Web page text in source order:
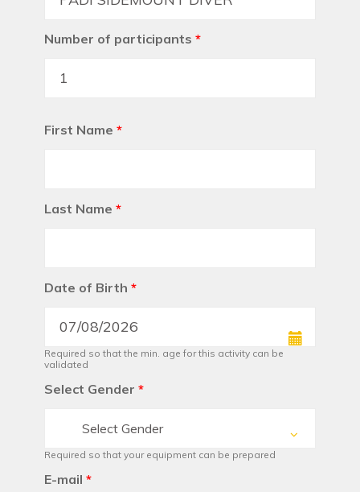
Number of participants *
First Name *
Last Name *
Date of Birth *
Required so that the min. age for this activity can be
validated
Select Gender *
Select Gender
Required so that your equipment can be prepared
E-mail *